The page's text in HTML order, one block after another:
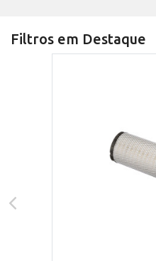
Filtros em Destaque